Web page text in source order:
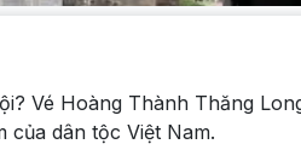
Vé Hoàng Thành Thăng
dân tộc Việt Nam.